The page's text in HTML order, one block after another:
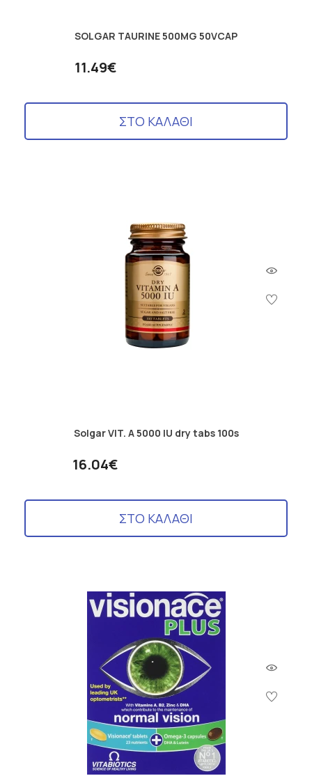
SOLGAR TAURINE 500MG 50VCAP
11.49€
ΣΤΟ ΚΑΛΑΘΙ
Solgar VIT. A 5000 IU dry tabs 100s
16.04€
ΣΤΟ ΚΑΛΑΘΙ